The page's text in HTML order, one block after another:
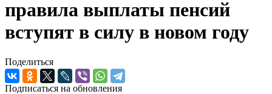
правила выплаты пенсий
вступят в силу в новом году
Поделиться
Подписаться на обновления